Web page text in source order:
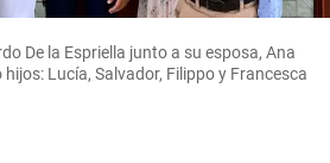
De la Espriella junto a su esposa, Ana
Lucía, Salvador, Filippo y Francesca